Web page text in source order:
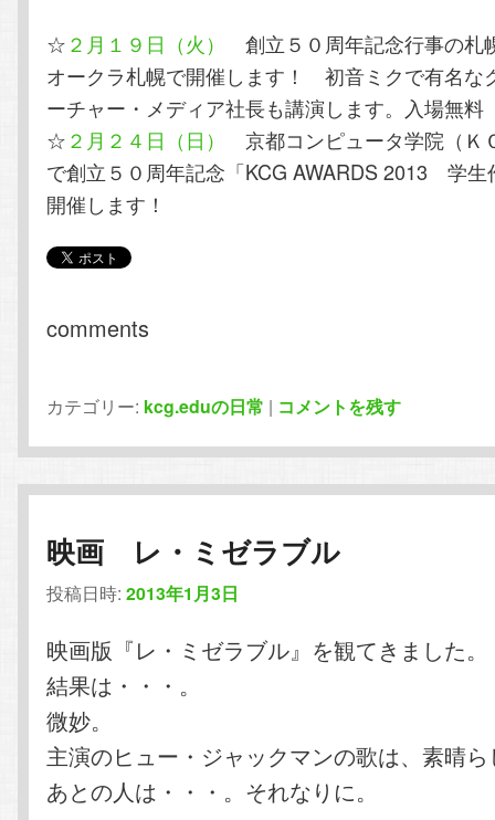
☆２月１９日（火）
創立５０周年記念行事の札
オークラ札幌で開催します！ 初音ミクで有名な
ーチャー・メディア社長も講演します。入場無料
☆２月２４日（日）京都コンピュータ学院（Ｋ
で創立５０周年記念「KCG AWARDS 2013 学生
開催します！
comments
カテゴリー: kcg.eduの日常 | コメントを残す
映画 レ・ミゼラブル
投稿日時:2013年1月3日
映画版『レ・ミゼラブル』を観てきました。
結果は・・・。
微妙。
主演のヒュー・ジャックマンの歌は、素晴
あとの人は・・・。それなりに。